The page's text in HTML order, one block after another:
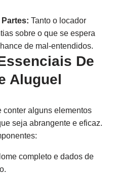
Tanto o locador
sobre o que se espera
de mal-entendidos.
De
Aluguel
conter alguns elementos
seja abrangente e eficaz.
completo e dados de